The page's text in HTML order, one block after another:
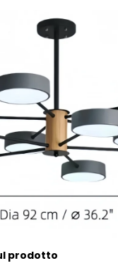
prodotto